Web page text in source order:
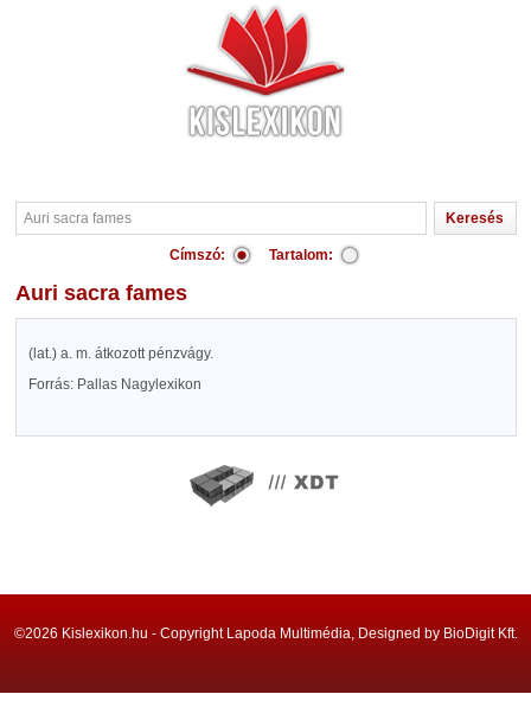
Címszó: Tartalom:
Auri sacra fames
(lat.) a. m. átkozott pénzvágy.
Forrás: Pallas Nagylexikon
©2026 Kislexikon.hu - Copyright Lapoda Multimédia, Designed by BioDigit Kft.